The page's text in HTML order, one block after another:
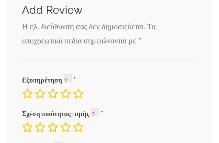
Add Review
Η ηλ. διεύθυνση σας δεν δημοσιεύεται. Τα
υποχρεωτικά πεδία σημειώνονται με *
Εξυπηρέτηση
Σχέση ποιότητας-τιμής